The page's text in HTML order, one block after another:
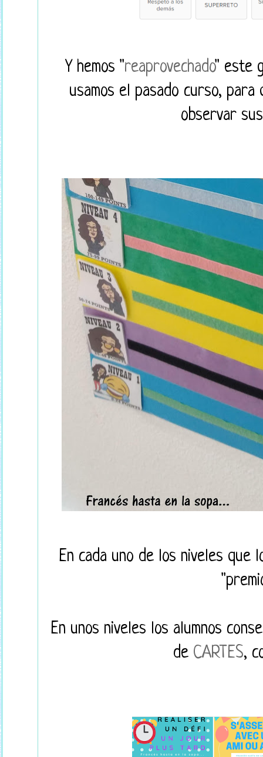
Y hemos "reaprovechado" este
usamos el pasado curso, para
observar
En cada uno de los niveles que
En unos niveles los alumnos
de CARTES,